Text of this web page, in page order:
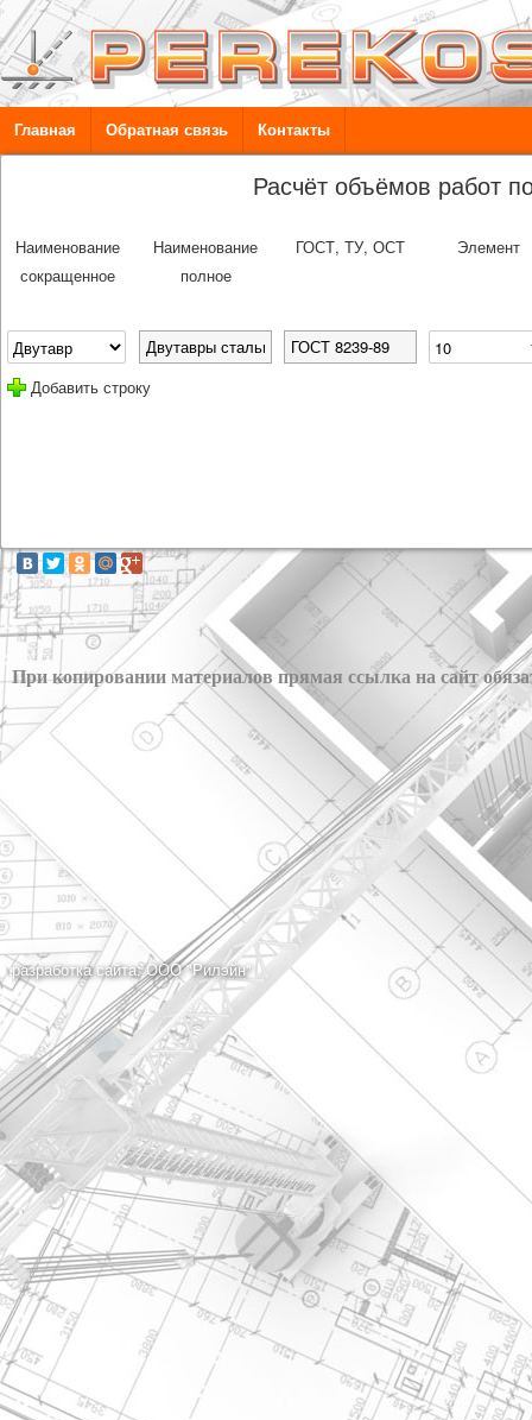
Главная Обратная связь Контакты
Расчёт объёмов работ
Наименование
сокращенное
Наименование
полное
ГОСТ, ТУ, ОСТ Элемент
Добавить строку
При копировании материалов прямая ссылка на сайт
разработка сайта: ООО "Рилэйн"